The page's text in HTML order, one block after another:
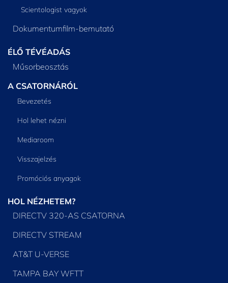
Scientologist vagyok
Dokumentumfilm-bemutató
ÉLŐ TÉVÉADÁS
Műsorbeosztás
A CSATORNÁRÓL
Bevezetés
Hol lehet nézni
Mediaroom
Visszajelzés
Promóciós anyagok
HOL NÉZHETEM?
DIRECTV 320-AS CSATORNA
DIRECTV STREAM
AT&T U-VERSE
TAMPA BAY WFTT